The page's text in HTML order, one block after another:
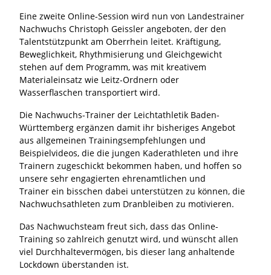
Eine zweite Online-Session wird nun von Landestrainer
Nachwuchs Christoph Geissler angeboten, der den
Talentstützpunkt am Oberrhein leitet. Kräftigung,
Beweglichkeit, Rhythmisierung und Gleichgewicht
stehen auf dem Programm, was mit kreativem
Materialeinsatz wie Leitz-Ordnern oder
Wasserflaschen transportiert wird.
Die Nachwuchs-Trainer der Leichtathletik Baden-
Württemberg ergänzen damit ihr bisheriges Angebot
aus allgemeinen Trainingsempfehlungen und
Beispielvideos, die die jungen Kaderathleten und ihre
Trainern zugeschickt bekommen haben, und hoffen so
unsere sehr engagierten ehrenamtlichen und
Trainer ein bisschen dabei unterstützen zu können, die
Nachwuchsathleten zum Dranbleiben zu motivieren.
Das Nachwuchsteam freut sich, dass das Online-
Training so zahlreich genutzt wird, und wünscht allen
viel Durchhaltevermögen, bis dieser lang anhaltende
Lockdown überstanden ist.